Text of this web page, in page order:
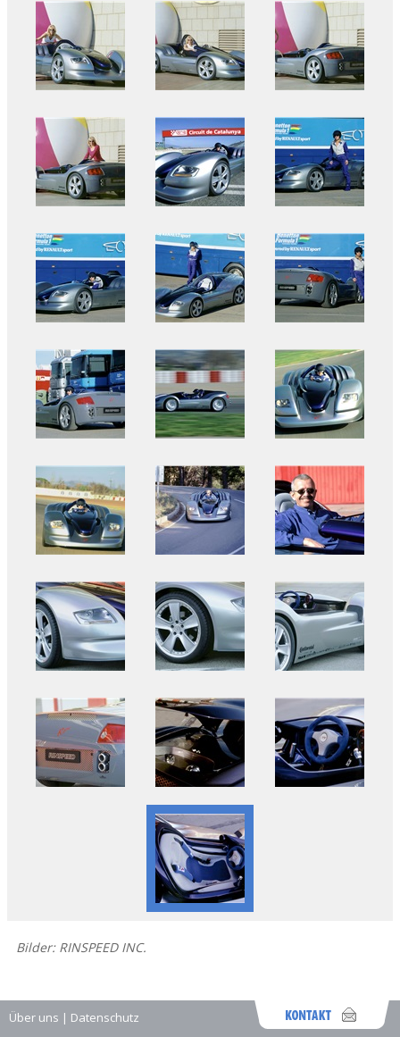
Bilder: RINSPEED INC.
Über uns | Datenschutz